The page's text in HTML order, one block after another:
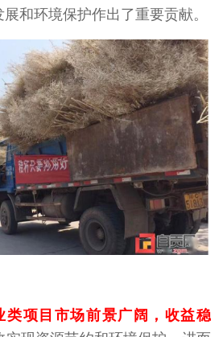
和环境保护作出了重要贡献。
类项目市场前景广阔，收益稳